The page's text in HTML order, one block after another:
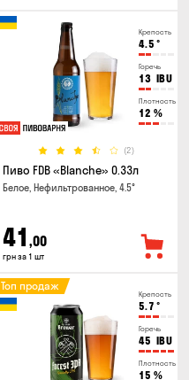
Крепость
4.5 °
Горечь
13 IBU
Плотность
12 %
(2)
Пиво FDB «Blanche» 0.33л
Белое, Нефильтрованное, 4.5°
41 ,00
грн за 1 шт
Крепость
5.7 °
Горечь
45 IBU
Плотность
15 %
Топ продаж